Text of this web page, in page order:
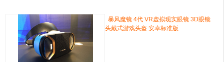
暴风魔镜 4代 VR虚拟现实眼镜 3D眼镜
头戴式游戏头盔 安卓标准版